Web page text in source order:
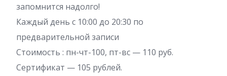
запомнится надолго!
Каждый день с 10:00 до 20:30 по
предварительной записи
Стоимость : пн-чт-100, пт-вс — 110 руб.
Сертификат — 105 рублей.